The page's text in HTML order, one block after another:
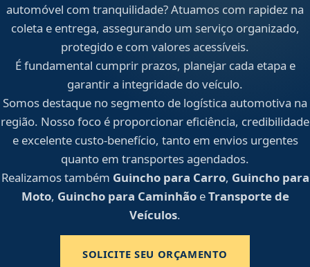
automóvel com tranquilidade? Atuamos com rapidez na
coleta e entrega, assegurando um serviço organizado,
protegido e com valores acessíveis.
É fundamental cumprir prazos, planejar cada etapa e
garantir a integridade do veículo.
Somos destaque no segmento de logística automotiva na
região. Nosso foco é proporcionar eficiência, credibilidade
e excelente custo-benefício, tanto em envios urgentes
quanto em transportes agendados.
Realizamos também Guincho para Carro, Guincho para
Moto, Guincho para CaminhãoeTransporte de
Veículos.
SOLICITE SEU ORÇAMENTO